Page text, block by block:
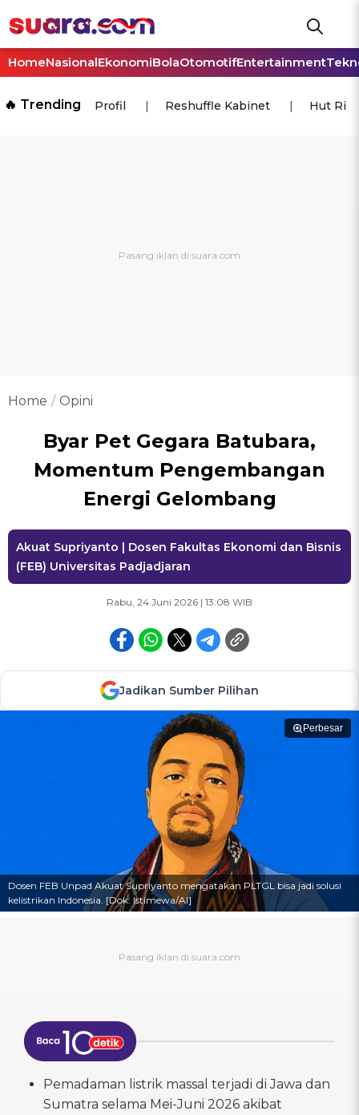
HomeNasionalEkonomiBolaOtomotifEntertainment
🔥 Trending Profil Reshuffle Kabinet Hut Ri
Home Opini
Byar Pet Gegara Batubara,
Momentum Pengembangan
Energi Gelombang
Akuat Supriyanto | Dosen Fakultas Ekonomi dan Bisnis
(FEB) Universitas Padjadjaran
Rabu, 24 Juni 2026 | 13:08 WIB
Jadikan Sumber Pilihan
Perbesar
Dosen FEB Unpad Akuat Supriyanto mengatakan PLTGL bisa jadi solusi
kelistrikan Indonesia. [Dok: Istimewa/AI]
Pemadaman listrik massal terjadi di Jawa dan
Sumatra selama Mei-Juni 2026 akibat